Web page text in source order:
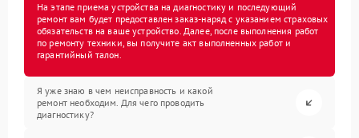
На этапе приема устройства на диагностику и последующий
ремонт вам будет предоставлен заказ-наряд с указанием страховых
обязательств на ваше устройство. Далее, после выполнения работ
по ремонту техники, вы получите акт выполненных работ и
гарантийный талон.
Я уже знаю в чем неисправность и какой
ремонт необходим. Для чего проводить
диагностику?